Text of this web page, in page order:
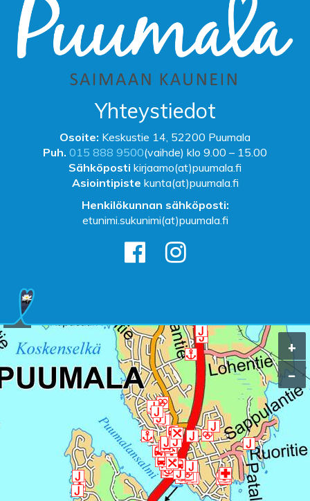
Yhteystiedot
Osoite: Keskustie 14, 52200 Puumala
Puh. 015 888 9500(vaihde) klo 9.00 – 15.00
Sähköposti kirjaamo(at)puumala.fi
Asiointipiste kunta(at)puumala.fi
Henkilökunnan sähköposti:
etunimi.sukunimi(at)puumala.fi